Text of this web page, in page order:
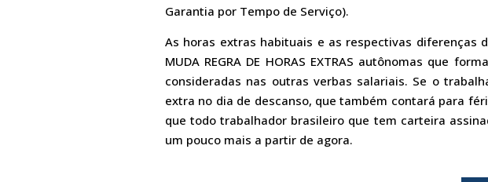
Garantia por Tempo de Serviço).
As horas extras habituais e as respectivas diferenças
MUDA REGRA DE HORAS EXTRAS autônomas que
consideradas nas outras verbas salariais. Se o
extra no dia de descanso, que também contará para
que todo trabalhador brasileiro que tem carteira
um pouco mais a partir de agora.